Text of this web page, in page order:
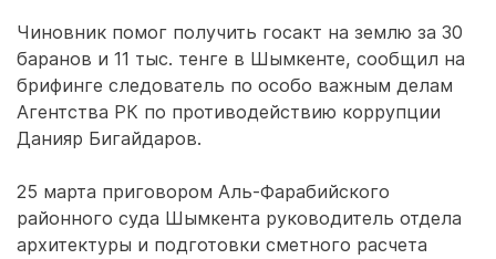
Чиновник помог получить госакт на землю за 30
баранов и 11 тыс. тенге в Шымкенте, сообщил на
брифинге следователь по особо важным делам
Агентства РК по противодействию коррупции
Данияр Бигайдаров.
25 марта приговором Аль-Фарабийского
районного суда Шымкента руководитель отдела
архитектуры и подготовки сметного расчета